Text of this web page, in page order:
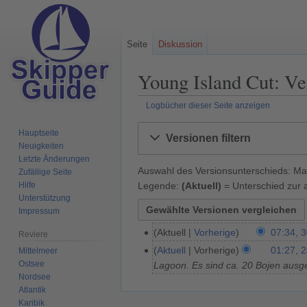
Young Island Cut:
Logbücher dieser Seite anzeigen
Navigation
Suche
Versionen filtern
Auswahl des Versionsunterschieds:
Legende: (Aktuell) = Unterschied zur
ä
Aktuell Vorherige 07:34,
Aktuell Vorherige 01:27,
Lagoon. Es sind ca. 20 Bojen
Seite Diskussion
Hauptseite
Neuigkeiten
Letzte Änderungen
Zufällige Seite
Hilfe
Unterstützung
Impressum
Reviere
Mittelmeer
Ostsee
Nordsee
Atlantik
Karibik